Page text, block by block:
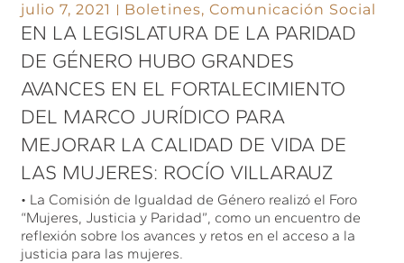
julio 7, 2021 Boletines,Comunicación Social
EN LA LEGISLATURA DE LA PARIDAD
DE GÉNERO HUBO GRANDES
AVANCES EN EL FORTALECIMIENTO
DEL MARCO JURÍDICO PARA
MEJORAR LA CALIDAD DE VIDA DE
LAS MUJERES: ROCÍO VILLARAUZ
• La Comisión de Igualdad de Género realizó el Foro
“Mujeres, Justicia y Paridad”, como un encuentro de
reflexión sobre los avances y retos en el acceso a la
justicia para las mujeres.